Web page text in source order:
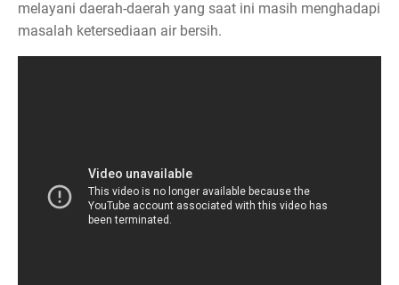
melayani daerah-daerah yang saat ini masih menghadapi
masalah ketersediaan air bersih.